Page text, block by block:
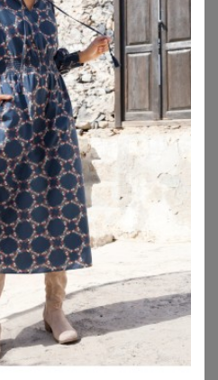
49,00€
ZUYOURS CLOTHING